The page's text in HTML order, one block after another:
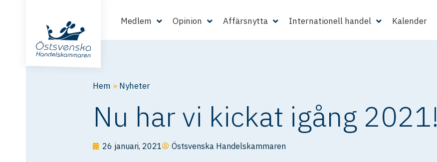
Medlem Opinion Affärsnytta Internationell handel Kalender
Hem » Nyheter
Nu har vi kickat igång 2021!
26 januari, 2021 Östsvenska Handelskammaren